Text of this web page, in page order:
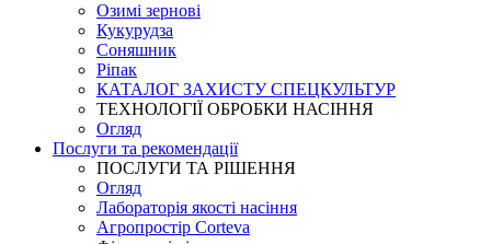
Озимі зернові
Кукурудза
Соняшник
Ріпак
КАТАЛОГ ЗАХИСТУ СПЕЦКУЛЬТУР
ТЕХНОЛОГІЇ ОБРОБКИ НАСІННЯ
Огляд
Послуги та рекомендації
ПОСЛУГИ ТА РІШЕННЯ
Огляд
Лабораторія якості насіння
Агропростір Corteva